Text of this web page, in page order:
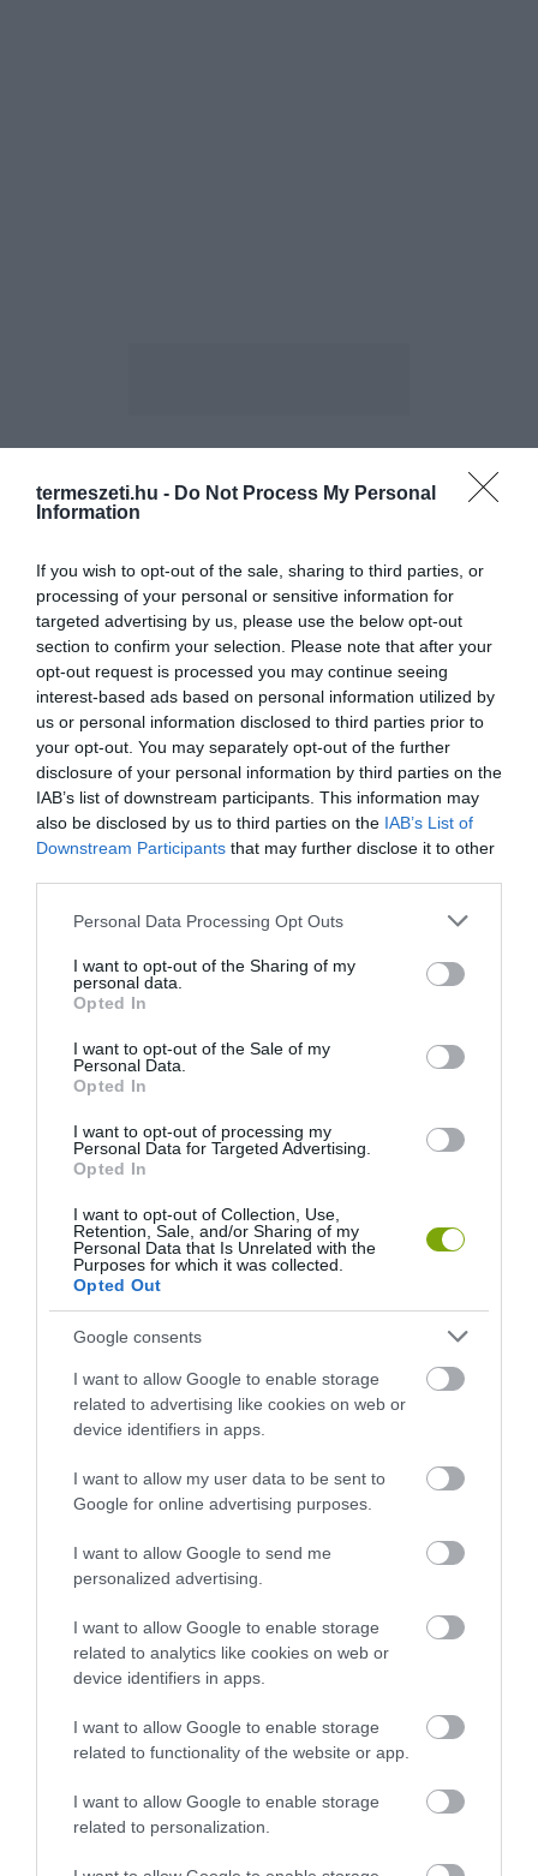
termeszeti.hu - Do Not Process My Personal
Information
If you wish to opt-out of the sale, sharing to third parties, or
processing of your personal or sensitive information for
targeted advertising by us, please use the below opt-out
section to confirm your selection. Please note that after your
opt-out request is processed you may continue seeing
interest-based ads based on personal information utilized by
us or personal information disclosed to third parties prior to
your opt-out. You may separately opt-out of the further
disclosure of your personal information by third parties on the
IAB’s list of downstream participants. This information may
also be disclosed by us to third parties on the IAB’s List of
Downstream Participants that may further disclose it to other
Please note that this website/app uses one or more Google
not limited to your visit or usage behaviour. You may click to
grant or deny consent to Google and its third-party tags to
use your data for below specified purposes in below Google
consent section.
Personal Data Processing Opt Outs
I want to opt-out of the Sharing of my
personal data.
Opted In
I want to opt-out of the Sale of my
Personal Data.
Opted In
I want to opt-out of processing my
Personal Data for Targeted Advertising.
Opted In
I want to opt-out of Collection, Use,
Retention, Sale, and/or Sharing of my
Personal Data that Is Unrelated with the
Purposes for which it was collected.
Opted Out
Google consents
I want to allow Google to enable storage
related to advertising like cookies on web or
device identifiers in apps.
I want to allow my user data to be sent to
Google for online advertising purposes.
I want to allow Google to send me
personalized advertising.
I want to allow Google to enable storage
related to analytics like cookies on web or
device identifiers in apps.
I want to allow Google to enable storage
related to functionality of the website or app.
I want to allow Google to enable storage
related to personalization.
ELŐZŐ CIKK
ALAKUL A REKORDER, 10 MÉTER MAGAS HÓEMBER
KÖVETKEZŐ CIKK
TÉLI KÜLÖNLEGESSÉG: HAZÁNK EGYETLEN MELEG VIZŰ,
TÉLEN IS EVEZHETŐ PATAKJA
HASONLÓ ÉRDEKESSÉGEK
A KORALLZÁTONY NEM CSAK
500 EDDIG ISMERETLEN
LAKÓJÁT MUTATTA MEG
2026-08-06
ARBORÉTUMBA
KIRÁNDULÁS PANNONHALMA
SZŐLŐ ÉS KOMLÓ
TALÁLKOZÁSA
2026-08-04
KIRÁNDULÁS A
GYÓGYNÖVÉNYKERTBE ÉS
2026-08-04